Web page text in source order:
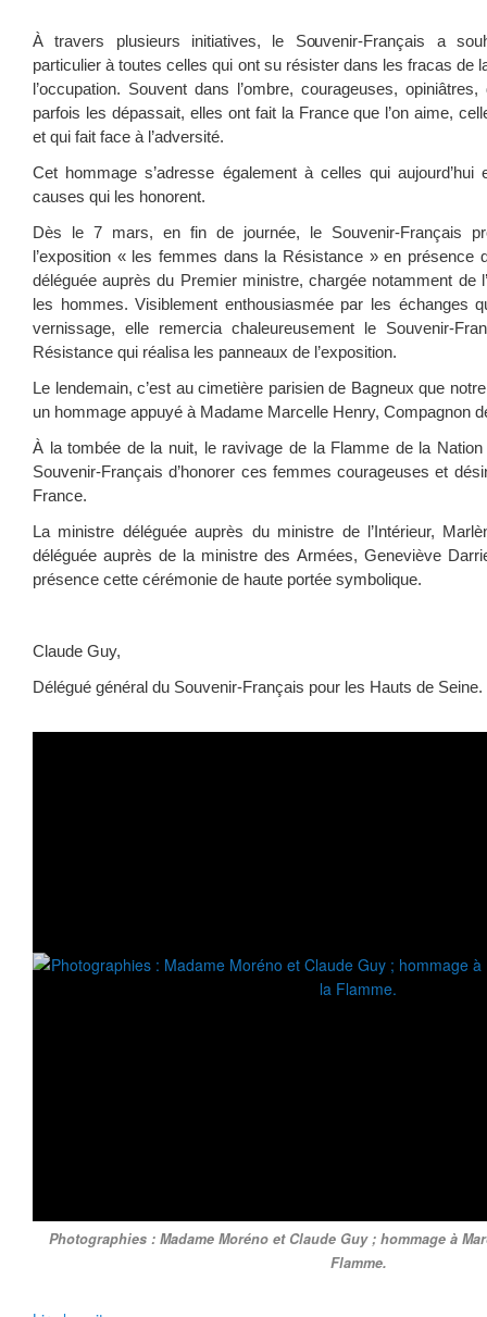
À travers plusieurs initiatives, le Souvenir-Français a
particulier à toutes celles qui ont su résister dans les fracas de
l’occupation. Souvent dans l’ombre, courageuses,
parfois les dépassait, elles ont fait la France que l’on aime,
et qui fait face à l’adversité.
Cet hommage s’adresse également à celles qui
causes qui les honorent.
Dès le 7 mars, en fin de journée, le Souvenir-Français
l’exposition « les femmes dans la Résistance » en présence
déléguée auprès du Premier ministre, chargée notamment de
les hommes. Visiblement enthousiasmée par les échanges
vernissage, elle remercia chaleureusement le Souvenir-
Résistance qui réalisa les panneaux de l’exposition.
Le lendemain, c’est au cimetière parisien de Bagneux que
un hommage appuyé à Madame Marcelle Henry, Compagnon
À la tombée de la nuit, le ravivage de la Flamme de la
Souvenir-Français d’honorer ces femmes courageuses et
France.
La ministre déléguée auprès du ministre de l’Intérieur,
déléguée auprès de la ministre des Armées, Geneviève
présence cette cérémonie de haute portée symbolique.
Claude Guy,
Délégué général du Souvenir-Français pour les Hauts de Seine.
Photographies : Madame Moréno et Claude Guy ; hommage à
Flamme.